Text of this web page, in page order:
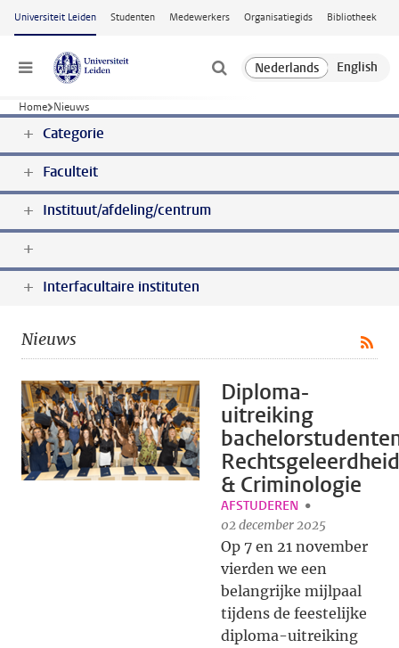
Ga naar hoofdinhoud
Universiteit Leiden Studenten Medewerkers Organisatiegids Bibliotheek
Menu
Home Nieuws
Categorie
Faculteit
Instituut/afdeling/centrum
Interfacultaire instituten
Nieuws
Diploma-
uitreiking
Rechtsgeleerdheid
& Criminologie
AFSTUDEREN
02 december 2025
Op 7 en 21 november
vierden we een
belangrijke mijlpaal
tijdens de feestelijke
diploma-uitreiking